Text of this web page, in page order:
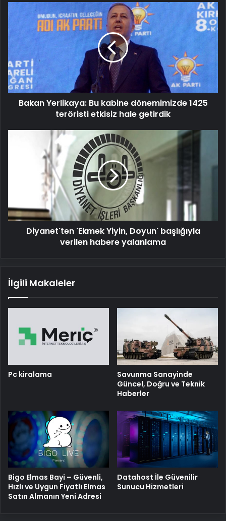
Bakan
Yerlikaya:
dönemimizde
1425
teröristi
etkisiz
hale
getirdik
Bakan Yerlikaya: Bu kabine dönemimizde 1425
teröristi etkisiz hale getirdik
yalanlama
Diyanet'ten 'Ekmek Yiyin, Doyun' başlığıyla
verilen habere yalanlama
İlgili Makaleler
Pc kiralama
Savunma Sanayinde
Güncel, Doğru ve Teknik
Haberler
Bigo Elmas Bayi – Güvenli,
Hızlı ve Uygun Fiyatlı Elmas
Satın Almanın Yeni Adresi
Datahost İle Güvenilir
Sunucu Hizmetleri